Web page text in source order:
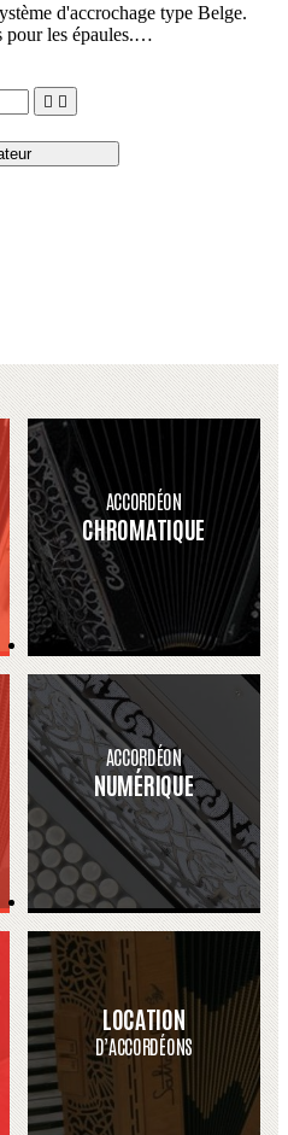
d'accrochage type Belge.
pour les épaules.
 
ACCORDÉON
CHROMATIQUE
ACCORDÉON
NUMÉRIQUE
LOCATION
D’ACCORDÉONS